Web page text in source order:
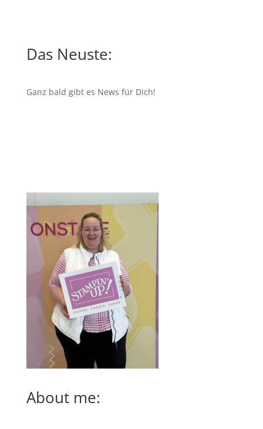
Das Neuste:
Ganz bald gibt es News für Dich!
About me: